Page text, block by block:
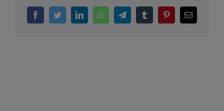
FacebookTwitterLinkedInWhatsAppTelegramTumblrPinterestEmail